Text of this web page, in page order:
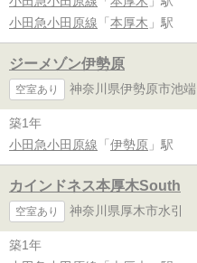
小田急小田原線 「 本厚木 」駅
ジーメゾン伊勢原
空室あり 神奈川県伊勢原市池端
築1年
小田急小田原線 「 伊勢原 」駅
カインドネス本厚木South
空室あり 神奈川県厚木市水引
築1年